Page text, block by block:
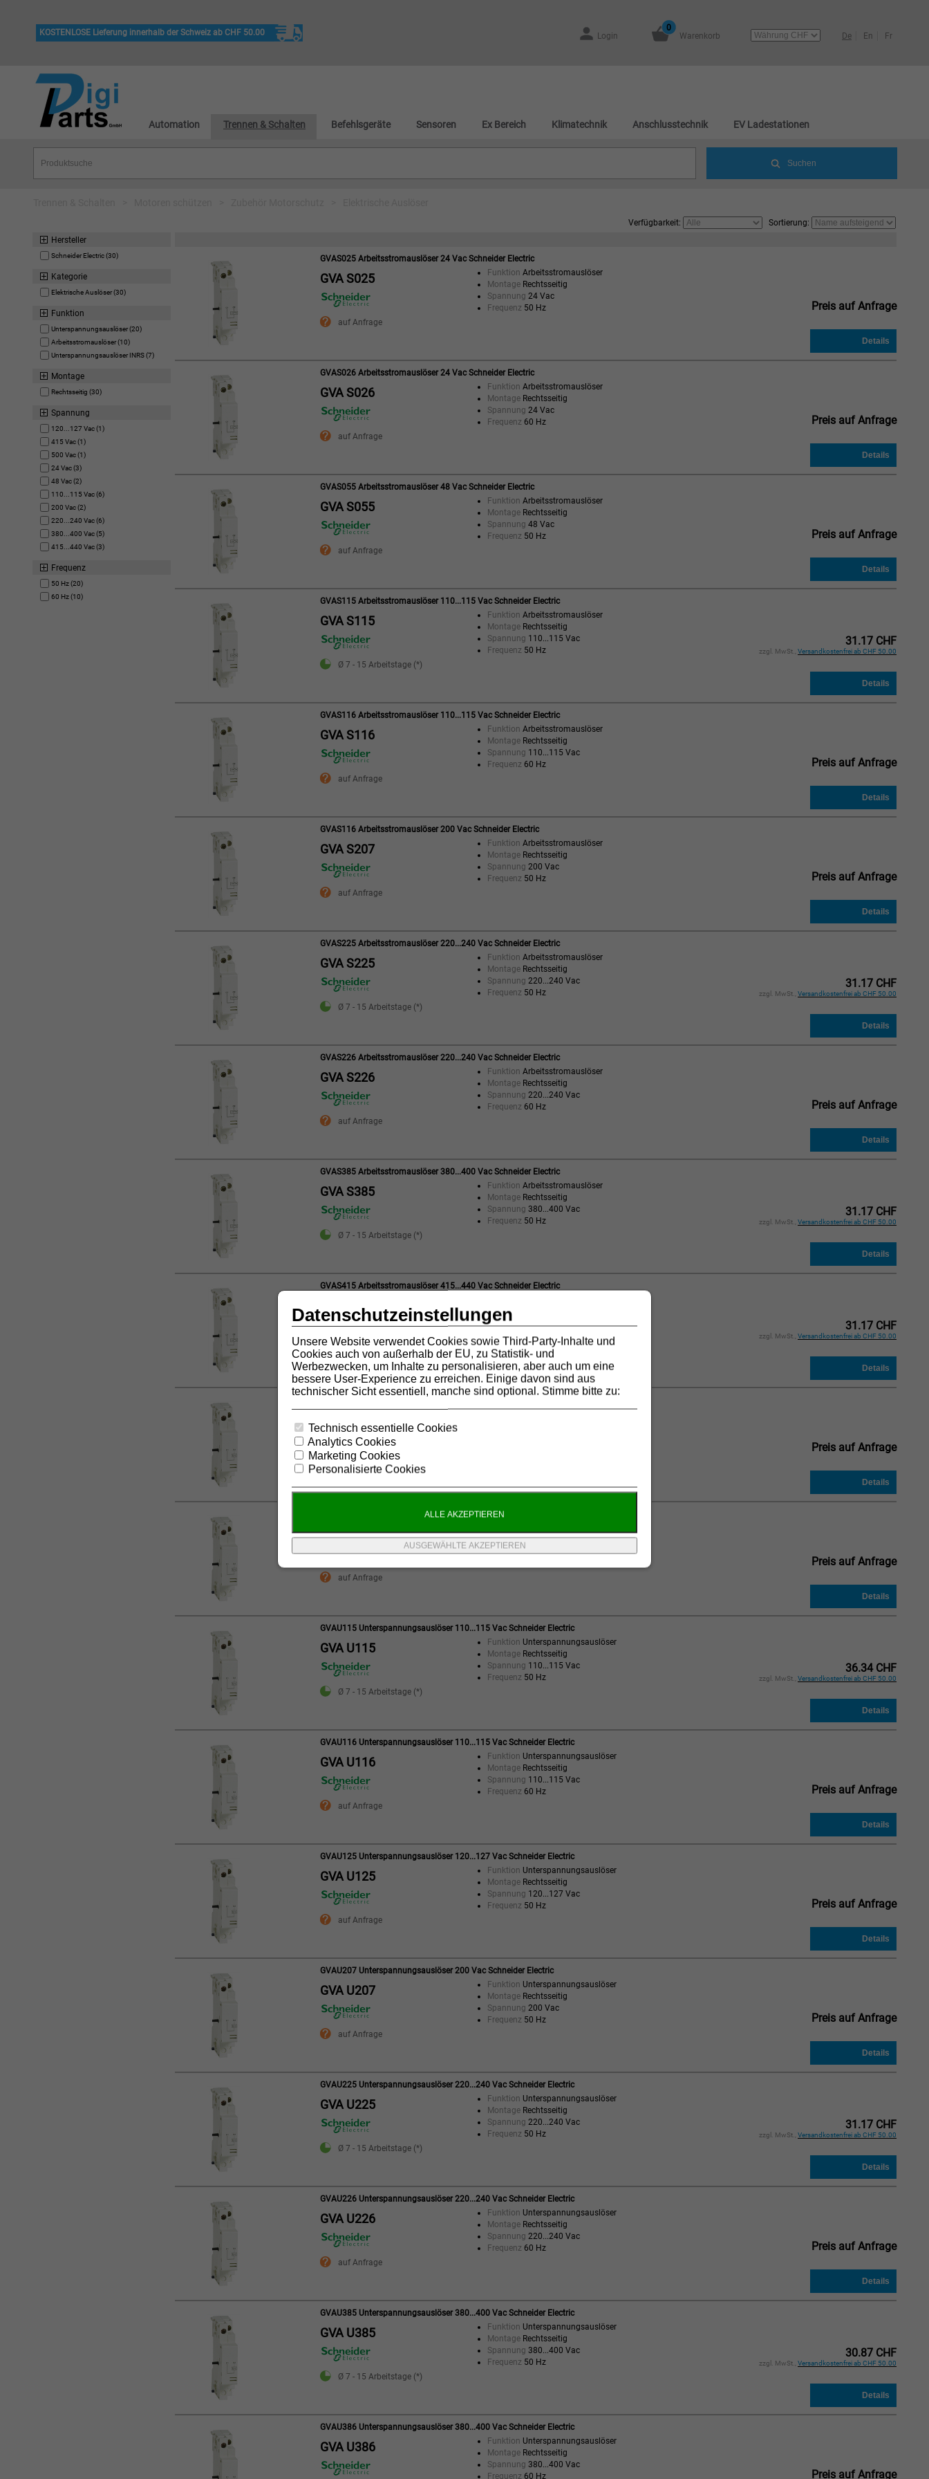
De En Fr
0
Warenkorb
Login
KOSTENLOSE Lieferung innerhalb der Schweiz ab CHF 50.00
Automation Trennen & Schalten Befehlsgeräte Sensoren Ex Bereich Klimatechnik Anschlusstechnik EV Ladestationen
Verfügbarkeit:
Sortierung:
Hersteller
Schneider Electric (30)
Kategorie
Elektrische Auslöser (30)
Funktion
Unterspannungsauslöser (20)
Arbeitsstromauslöser (10)
Unterspannungsauslöser INRS (7)
Montage
Rechtsseitig (30)
Spannung
120...127 Vac (1)
415 Vac (1)
500 Vac (1)
24 Vac (3)
48 Vac (2)
110...115 Vac (6)
200 Vac (2)
220...240 Vac (6)
380...400 Vac (5)
415...440 Vac (3)
Frequenz
50 Hz (20)
60 Hz (10)
GVAS025 Arbeitsstromauslöser 24 Vac Schneider Electric
GVA S025
auf Anfrage
Funktion Arbeitsstromauslöser
Montage Rechtsseitig
Spannung 24 Vac
Frequenz 50 Hz Preis auf Anfrage
GVAS026 Arbeitsstromauslöser 24 Vac Schneider Electric
GVA S026
auf Anfrage
Funktion Arbeitsstromauslöser
Montage Rechtsseitig
Spannung 24 Vac
Frequenz 60 Hz Preis auf Anfrage
GVAS055 Arbeitsstromauslöser 48 Vac Schneider Electric
GVA S055
auf Anfrage
Funktion Arbeitsstromauslöser
Montage Rechtsseitig
Spannung 48 Vac
Frequenz 50 Hz Preis auf Anfrage
GVAS115 Arbeitsstromauslöser 110...115 Vac Schneider Electric
GVA S115
Ø 7 - 15 Arbeitstage (*)
Funktion Arbeitsstromauslöser
Montage Rechtsseitig
Spannung 110...115 Vac
Frequenz 50 Hz
31.17 CHF
zzgl. MwSt., Versandkostenfrei ab CHF 50.00
GVAS116 Arbeitsstromauslöser 110...115 Vac Schneider Electric
GVA S116
auf Anfrage
Funktion Arbeitsstromauslöser
Montage Rechtsseitig
Spannung 110...115 Vac
Frequenz 60 Hz Preis auf Anfrage
GVAS116 Arbeitsstromauslöser 200 Vac Schneider Electric
GVA S207
auf Anfrage
Funktion Arbeitsstromauslöser
Montage Rechtsseitig
Spannung 200 Vac
Frequenz 50 Hz Preis auf Anfrage
GVAS225 Arbeitsstromauslöser 220...240 Vac Schneider Electric
GVA S225
Ø 7 - 15 Arbeitstage (*)
Funktion Arbeitsstromauslöser
Montage Rechtsseitig
Spannung 220...240 Vac
Frequenz 50 Hz
31.17 CHF
zzgl. MwSt., Versandkostenfrei ab CHF 50.00
GVAS226 Arbeitsstromauslöser 220...240 Vac Schneider Electric
GVA S226
auf Anfrage
Funktion Arbeitsstromauslöser
Montage Rechtsseitig
Spannung 220...240 Vac
Frequenz 60 Hz Preis auf Anfrage
GVAS385 Arbeitsstromauslöser 380...400 Vac Schneider Electric
GVA S385
Ø 7 - 15 Arbeitstage (*)
Funktion Arbeitsstromauslöser
Montage Rechtsseitig
Spannung 380...400 Vac
Frequenz 50 Hz
31.17 CHF
zzgl. MwSt., Versandkostenfrei ab CHF 50.00
GVAS415 Arbeitsstromauslöser 415...440 Vac Schneider Electric
GVA S415
Ø 7 - 15 Arbeitstage (*)
Montage
Spannung 415...440 Vac
Frequenz
50 Hz
31.17 CHF
zzgl. MwSt., Versandkostenfrei ab CHF 50.00
GVAU025 Unterspannungsauslöser 24 Vac Schneider Electric
auf Anfrage
Preis auf Anfrage
GVAU055 Unterspannungsauslöser 48 Vac Schneider Electric
GVA U055
auf Anfrage
Montage Rechtsseitig
Spannung 48 Vac
Preis auf Anfrage
GVAU115 Unterspannungsauslöser 110...115 Vac Schneider Electric
GVA U115
Ø 7 - 15 Arbeitstage (*)
Funktion Unterspannungsauslöser
Montage Rechtsseitig
Spannung 110...115 Vac
Frequenz 50 Hz
36.34 CHF
zzgl. MwSt., Versandkostenfrei ab CHF 50.00
GVAU116 Unterspannungsauslöser 110...115 Vac Schneider Electric
GVA U116
auf Anfrage
Funktion Unterspannungsauslöser
Montage Rechtsseitig
Spannung 110...115 Vac
Frequenz 60 Hz Preis auf Anfrage
GVAU125 Unterspannungsauslöser 120...127 Vac Schneider Electric
GVA U125
auf Anfrage
Funktion Unterspannungsauslöser
Montage Rechtsseitig
Spannung 120...127 Vac
Frequenz 50 Hz Preis auf Anfrage
GVAU207 Unterspannungsauslöser 200 Vac Schneider Electric
GVA U207
auf Anfrage
Funktion Unterspannungsauslöser
Montage Rechtsseitig
Spannung 200 Vac
Frequenz 50 Hz Preis auf Anfrage
GVAU225 Unterspannungsauslöser 220...240 Vac Schneider Electric
GVA U225
Ø 7 - 15 Arbeitstage (*)
Funktion Unterspannungsauslöser
Montage Rechtsseitig
Spannung 220...240 Vac
Frequenz 50 Hz
31.17 CHF
zzgl. MwSt., Versandkostenfrei ab CHF 50.00
GVAU226 Unterspannungsauslöser 220...240 Vac Schneider Electric
GVA U226
auf Anfrage
Funktion Unterspannungsauslöser
Montage Rechtsseitig
Spannung 220...240 Vac
Frequenz 60 Hz Preis auf Anfrage
GVAU385 Unterspannungsauslöser 380...400 Vac Schneider Electric
GVA U385
Ø 7 - 15 Arbeitstage (*)
Funktion Unterspannungsauslöser
Montage Rechtsseitig
Spannung 380...400 Vac
Frequenz 50 Hz
30.87 CHF
zzgl. MwSt., Versandkostenfrei ab CHF 50.00
GVAU386 Unterspannungsauslöser 380...400 Vac Schneider Electric
GVA U386 Funktion Unterspannungsauslöser
Montage Rechtsseitig
Spannung 380...400 Vac
Frequenz 60 Hz Preis auf Anfrage
Datenschutzeinstellungen
Unsere Website verwendet Cookies sowie Third-Party-Inhalte und
Cookies auch von außerhalb der EU, zu Statistik- und
Werbezwecken, um Inhalte zu personalisieren, aber auch um eine
bessere User-Experience zu erreichen. Einige davon sind aus
technischer Sicht essentiell, manche sind optional. Stimme bitte zu:
Technisch essentielle Cookies
Analytics Cookies
Marketing Cookies
Personalisierte Cookies